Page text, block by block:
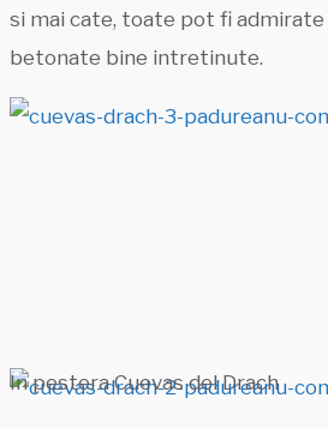
si mai cate, toate pot fi admirate
betonate bine intretinute.
In pestera Cuevas del Drach